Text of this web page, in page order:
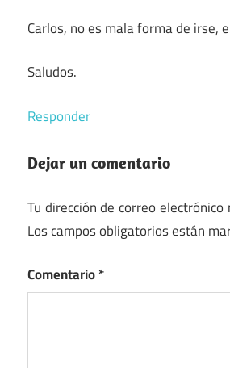
Carlos, no es mala forma de irse,
Saludos.
Responder
Dejar un comentario
Tu dirección de correo electrónico
Los campos obligatorios están
Comentario*